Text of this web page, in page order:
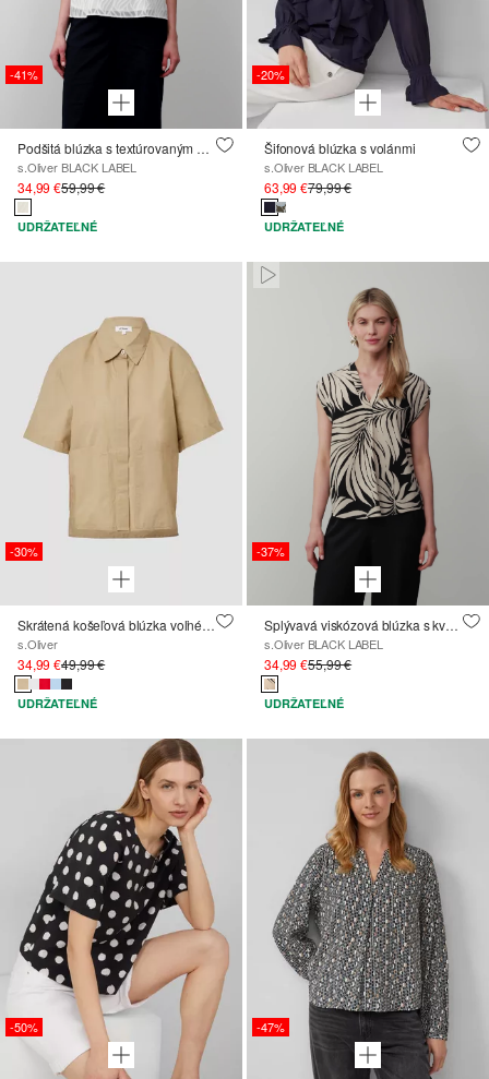
-41%
Podšitá blúzka s textúrovaným vzorom
s.Oliver BLACK LABEL
34,99 €59,99 €
UDRŽATEĽNÉ
-20%
Šifonová blúzka s volánmi
s.Oliver BLACK LABEL
63,99 €79,99 €
UDRŽATEĽNÉ
-30%
Skrátená košeľová blúzka voľného strihu s našitými vreckami
s.Oliver
34,99 €49,99 €
UDRŽATEĽNÉ
Paused • Muted
-37%
Splývavá viskózová blúzka s kvetinovou potlačou
s.Oliver BLACK LABEL
34,99 €55,99 €
UDRŽATEĽNÉ
-50% -47%